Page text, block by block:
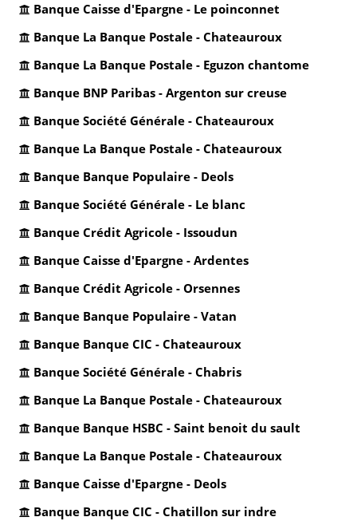
Banque Caisse d'Epargne - Le poinconnet
Banque La Banque Postale - Chateauroux
Banque La Banque Postale - Eguzon chantome
Banque BNP Paribas - Argenton sur creuse
Banque Société Générale - Chateauroux
Banque La Banque Postale - Chateauroux
Banque Banque Populaire - Deols
Banque Société Générale - Le blanc
Banque Crédit Agricole - Issoudun
Banque Caisse d'Epargne - Ardentes
Banque Crédit Agricole - Orsennes
Banque Banque Populaire - Vatan
Banque Banque CIC - Chateauroux
Banque Société Générale - Chabris
Banque La Banque Postale - Chateauroux
Banque Banque HSBC - Saint benoit du sault
Banque La Banque Postale - Chateauroux
Banque Caisse d'Epargne - Deols
Banque Banque CIC - Chatillon sur indre